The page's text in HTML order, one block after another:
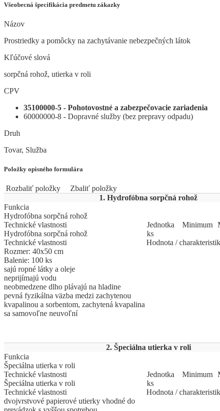
Všeobecná špecifikácia predmetu zákazky
Názov
Prostriedky a pomôcky na zachytávanie nebezpečných látok
Kľúčové slová
sorpčná rohož, utierka v roli
CPV
35100000-5 - Pohotovostné a zabezpečovacie zariadenia
60000000-8 - Dopravné služby (bez prepravy odpadu)
Druh
Tovar, Služba
Položky opisného formulára
Rozbaliť položky
Zbaliť položky
1. Hydrofóbna sorpčná rohož
Funkcia
Hydrofóbna sorpčná rohož
Technické vlastnosti
Jed­not­ka Mi­ni­mum
Hydrofóbna sorpčná rohož
ks
Technické vlastnosti
Hodnota /
Rozmer: 40x50 cm
Balenie: 100 ks
sajú ropné látky a oleje
neprijímajú vodu
neobmedzene dlho plávajú na hladine
pevná fyzikálna väzba medzi zachytenou
kvapalinou a sorbentom, zachytená kvapalina
sa samovoľne neuvoľní
2. Špeciálna utierka v roli
Funkcia
Špeciálna utierka v roli
Technické vlastnosti
Jed­not­ka Mi­ni­mum
Špeciálna utierka v roli
ks
Technické vlastnosti
Hodnota /
dvojvrstvové papierové utierky vhodné do